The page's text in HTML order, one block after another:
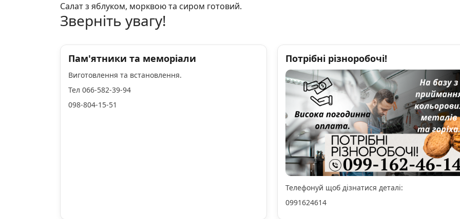
Салат з яблуком, морквою та сиром готовий.
Зверніть увагу!
Пам'ятники та меморіали
Виготовлення та встановлення.
Тел 066-582-39-94
098-804-15-51
Потрібні різноробочі!
Телефонуй щоб дізнатися деталі:
0991624614